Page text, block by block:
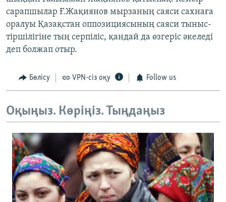
сарапшылар Ғ.Жақиянов мырзаның саяси сахнаға
оралуы Қазақстан оппозициясының саяси тыныс-
тіршілігіне тың серпіліс, қандай да өзгеріс әкеледі
деп болжап отыр.
Бөлісу VPN-сіз оқу Follow us
Оқыңыз. Көріңіз. Тыңдаңыз